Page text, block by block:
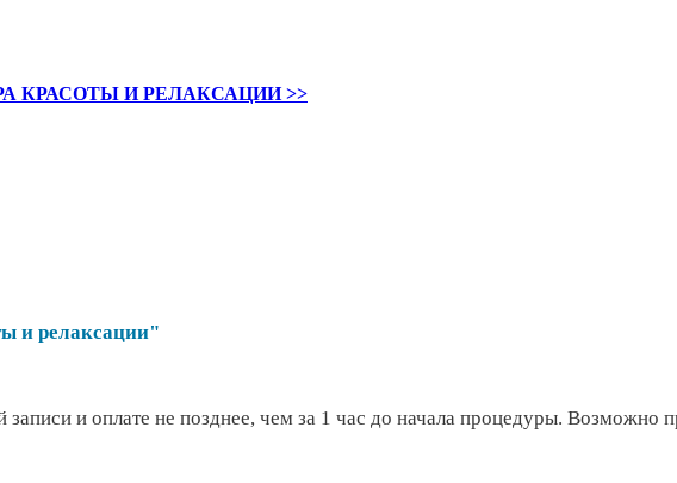
КРАСОТЫ И РЕЛАКСАЦИИ >>
и релаксации"
записи и оплате не позднее, чем за 1 час до начала процедуры. Возможно